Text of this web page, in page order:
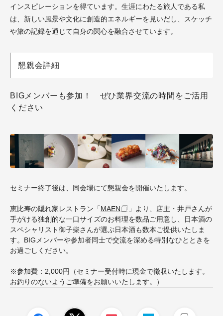
インスピレーションを得ています。生涯にわたる旅人である私
は、新しい風景や文化に創造的エネルギーを見いだし、スケッチ
や旅の記録を通じて自身の関心を融合させています。
懇親会詳細
BIGメンバーも参加！ ぜひ業界交流の時間をご活用
ください
セミナー終了後は、同会場にて懇親会を開催いたします。
恵比寿の隠れ家レストラン「MAEN
」より、店主・井戸さんが
手がける独創的な一口サイズのお料理を数品ご用意し、日本酒の
スペシャリスト御子柴さんが選ぶ日本酒も数本ご提供いたしま
す。BIGメンバーや参加者同士で交流を深める特別なひとときを
お過ごしください。
※参加費：2,000円（セミナー受付時に現金で徴収いたします。
お釣りのないようご準備をお願いいたします。）